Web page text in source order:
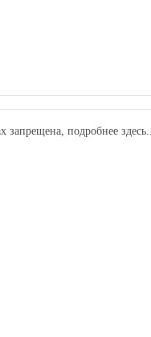
запрещена,подробнее здесь...